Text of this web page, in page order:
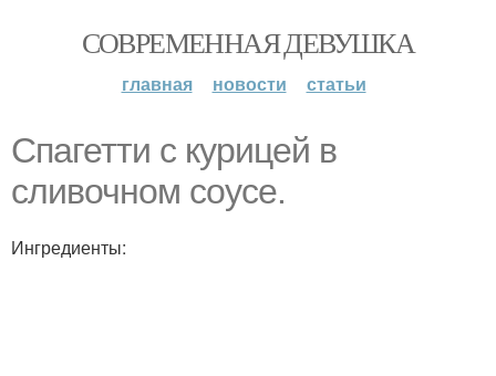
СОВРЕМЕННАЯ ДЕВУШКА
главная новости статьи
Спагетти с курицей в
сливочном соусе.
Ингредиенты: